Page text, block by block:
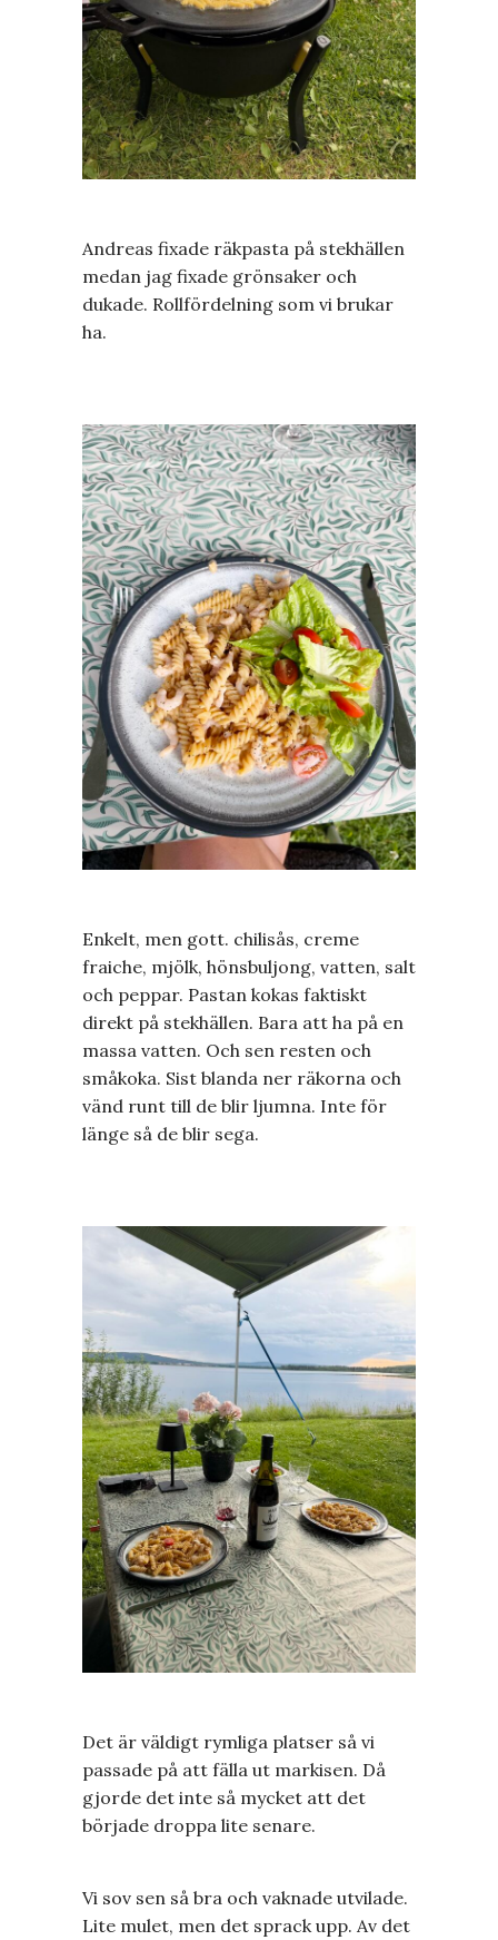
Andreas fixade räkpasta på stekhällen
medan jag fixade grönsaker och
dukade. Rollfördelning som vi brukar
ha.
Enkelt, men gott. chilisås, creme
fraiche, mjölk, hönsbuljong, vatten, salt
och peppar. Pastan kokas faktiskt
direkt på stekhällen. Bara att ha på en
massa vatten. Och sen resten och
småkoka. Sist blanda ner räkorna och
vänd runt till de blir ljumna. Inte för
länge så de blir sega.
Det är väldigt rymliga platser så vi
passade på att fälla ut markisen. Då
gjorde det inte så mycket att det
började droppa lite senare.
Vi sov sen så bra och vaknade utvilade.
Lite mulet, men det sprack upp. Av det